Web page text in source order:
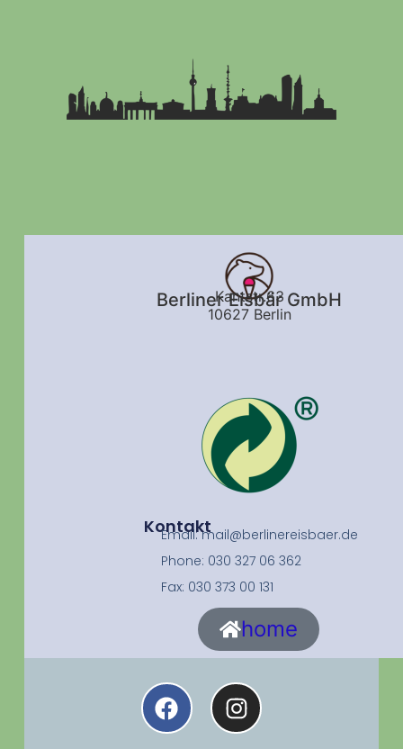
Berliner Eisbär GmbH
Kantstr.63
10627 Berlin
Kontakt
Email: mail@berlinereisbaer.de
Phone: 030 327 06 362
Fax: 030 373 00 131
home